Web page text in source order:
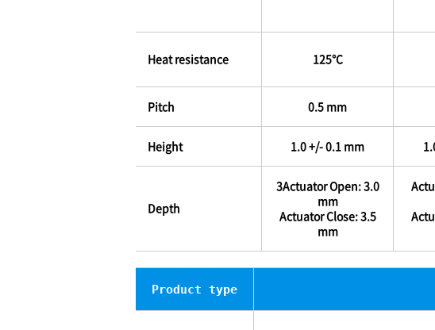
Heat resistance 125℃
Pitch 0.5 mm
Height 1.0 +/- 0.1 mm
Depth
3Actuator Open: 3.0
mm
Actuator Close: 3.5
mm
Product type